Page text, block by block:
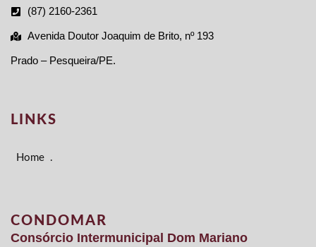
(87) 2160-2361
Avenida Doutor Joaquim de Brito, nº 193
Prado – Pesqueira/PE.
LINKS
Home .
CONDOMAR
Consórcio Intermunicipal Dom Mariano